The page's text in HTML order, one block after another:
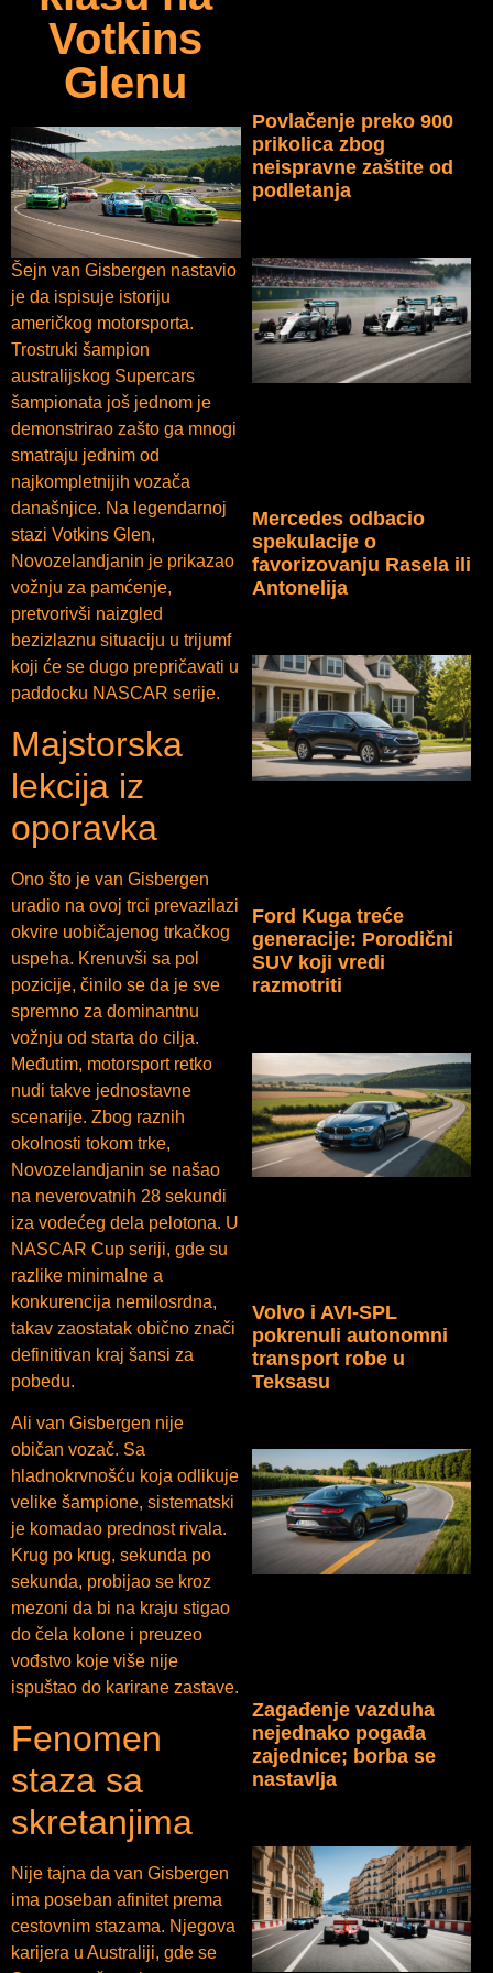
Votkins
Glenu
Šejn van Gisbergen nastavio
je da ispisuje istoriju
američkog motorsporta.
Trostruki šampion
australijskog Supercars
šampionata još jednom je
demonstrirao zašto ga mnogi
smatraju jednim od
najkompletnijih vozača
današnjice. Na legendarnoj
stazi Votkins Glen,
Novozelandjanin je prikazao
vožnju za pamćenje,
pretvorivši naizgled
bezizlaznu situaciju u trijumf
koji će se dugo prepričavati u
paddocku NASCAR serije.
Majstorska
lekcija iz
oporavka
Ono što je van Gisbergen
uradio na ovoj trci prevazilazi
okvire uobičajenog trkačkog
uspeha. Krenuvši sa pol
pozicije, činilo se da je sve
spremno za dominantnu
vožnju od starta do cilja.
Međutim, motorsport retko
nudi takve jednostavne
scenarije. Zbog raznih
okolnosti tokom trke,
Novozelandjanin se našao
na neverovatnih 28 sekundi
iza vodećeg dela pelotona. U
NASCAR Cup seriji, gde su
razlike minimalne a
konkurencija nemilosrdna,
takav zaostatak obično znači
definitivan kraj šansi za
pobedu.
Ali van Gisbergen nije
običan vozač. Sa
hladnokrvnošću koja odlikuje
velike šampione, sistematski
je komadao prednost rivala.
Krug po krug, sekunda po
sekunda, probijao se kroz
mezoni da bi na kraju stigao
do čela kolone i preuzeo
vođstvo koje više nije
ispuštao do karirane zastave.
Fenomen
staza sa
skretanjima
Nije tajna da van Gisbergen
ima poseban afinitet prema
cestovnim stazama. Njegova
karijera u Australiji, gde se
Povlačenje preko 900
prikolica zbog
neispravne zaštite od
podletanja
Mercedes odbacio
spekulacije o
favorizovanju Rasela ili
Antonelija
Ford Kuga treće
generacije: Porodični
SUV koji vredi
razmotriti
Volvo i AVI-SPL
pokrenuli autonomni
transport robe u
Teksasu
Zagađenje vazduha
nejednako pogađa
zajednice; borba se
nastavlja